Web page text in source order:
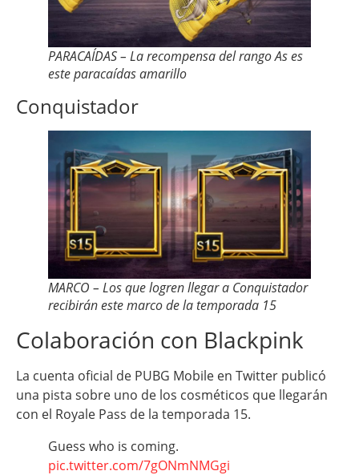
PARACAÍDAS – La recompensa del rango As es
este paracaídas amarillo
Conquistador
MARCO – Los que logren llegar a Conquistador
recibirán este marco de la temporada 15
Colaboración con Blackpink
La cuenta oficial de PUBG Mobile en Twitter publicó
una pista sobre uno de los cosméticos que llegarán
con el Royale Pass de la temporada 15.
Guess who is coming.
pic.twitter.com/7gONmNMGgi